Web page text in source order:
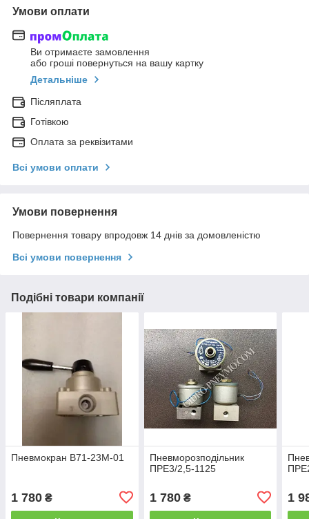
Умови оплати
Ви отримаєте замовлення
або гроші повернуться на вашу картку
Детальніше
Післяплата
Готівкою
Оплата за реквізитами
Всі умови оплати
Умови повернення
Повернення товару впродовж 14 днів за домовленістю
Всі умови повернення
Подібні товари компанії
Пневмокран В71-23М-01
1 780 ₴
Пневморозподільник
ПРЕ3/2,5-1125
1 780₴ 1